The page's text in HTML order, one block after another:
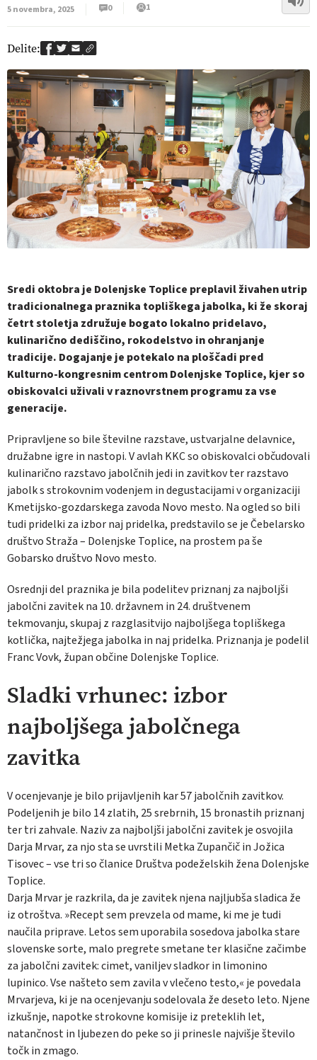
5 novembra, 2025
0 1
Delite:
Sredi oktobra je Dolenjske Toplice preplavil živahen utrip
tradicionalnega praznika topliškega jabolka, ki že skoraj
četrt stoletja združuje bogato lokalno pridelavo,
kulinarično dediščino, rokodelstvo in ohranjanje
tradicije. Dogajanje je potekalo na ploščadi pred
Kulturno-kongresnim centrom Dolenjske Toplice, kjer so
obiskovalci uživali v raznovrstnem programu za vse
generacije.
Pripravljene so bile številne razstave, ustvarjalne delavnice,
družabne igre in nastopi. V avlah KKC so obiskovalci občudovali
kulinarično razstavo jabolčnih jedi in zavitkov ter razstavo
jabolk s strokovnim vodenjem in degustacijami v organizaciji
Kmetijsko-gozdarskega zavoda Novo mesto. Na ogled so bili
tudi pridelki za izbor naj pridelka, predstavilo se je Čebelarsko
društvo Straža – Dolenjske Toplice, na prostem pa še
Gobarsko društvo Novo mesto.
Osrednji del praznika je bila podelitev priznanj za najboljši
jabolčni zavitek na 10. državnem in 24. društvenem
tekmovanju, skupaj z razglasitvijo najboljšega topliškega
kotlička, najtežjega jabolka in naj pridelka. Priznanja je podelil
Franc Vovk, župan občine Dolenjske Toplice.
Sladki vrhunec: izbor
najboljšega jabolčnega
zavitka
V ocenjevanje je bilo prijavljenih kar 57 jabolčnih zavitkov.
Podeljenih je bilo 14 zlatih, 25 srebrnih, 15 bronastih priznanj
ter tri zahvale. Naziv za najboljši jabolčni zavitek je osvojila
Darja Mrvar, za njo sta se uvrstili Metka Zupančič in Jožica
Tisovec – vse tri so članice Društva podeželskih žena Dolenjske
Toplice.
Darja Mrvar je razkrila, da je zavitek njena najljubša sladica že
iz otroštva. »Recept sem prevzela od mame, ki me je tudi
naučila priprave. Letos sem uporabila sosedova jabolka stare
slovenske sorte, malo pregrete smetane ter klasične začimbe
za jabolčni zavitek: cimet, vaniljev sladkor in limonino
lupinico. Vse našteto sem zavila v vlečeno testo,« je povedala
Mrvarjeva, ki je na ocenjevanju sodelovala že deseto leto. Njene
izkušnje, napotke strokovne komisije iz preteklih let,
natančnost in ljubezen do peke so ji prinesle najvišje število
točk in zmago.